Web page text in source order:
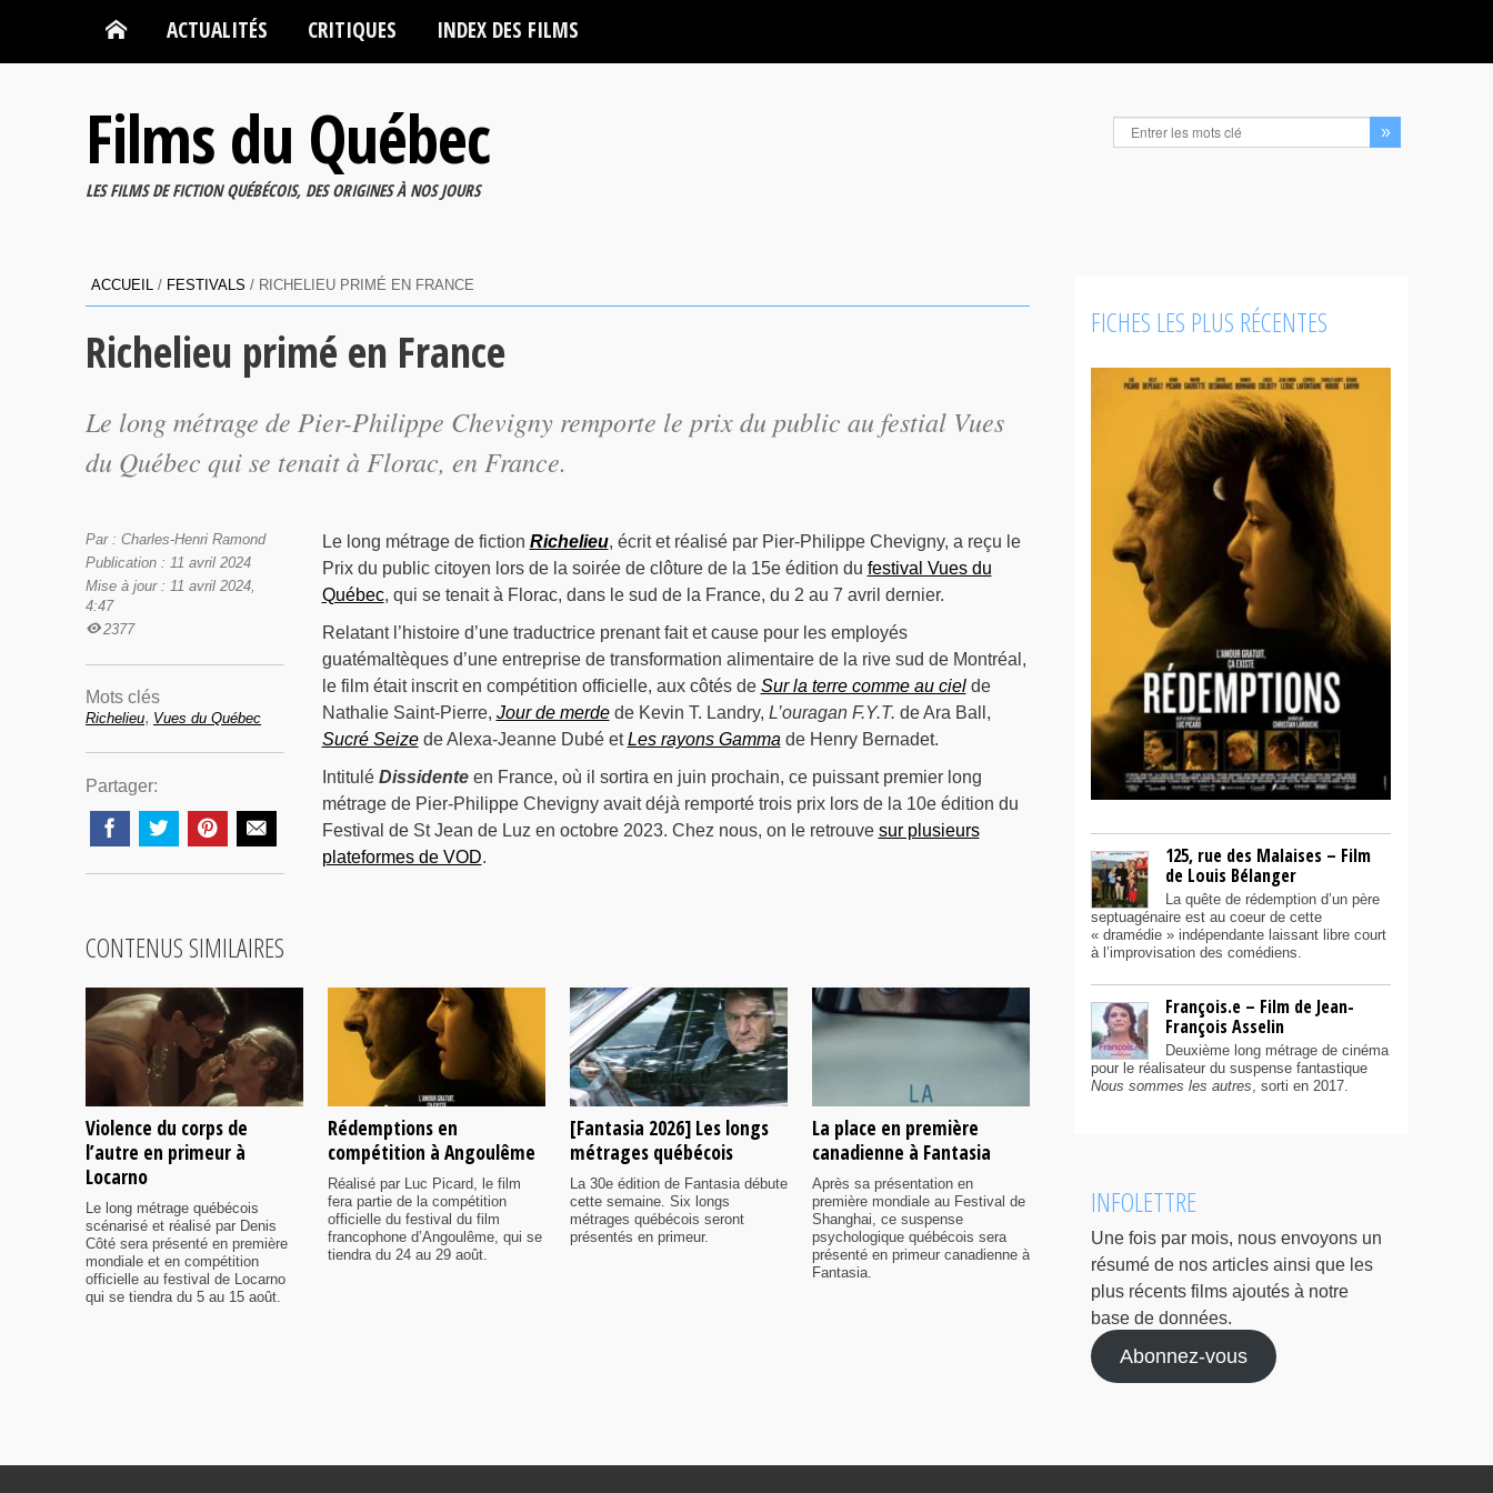
ACTUALITÉS CRITIQUES INDEX DES FILMS
Films du Québec
LES FILMS DE FICTION QUÉBÉCOIS, DES ORIGINES À NOS JOURS
ACCUEIL / FESTIVALS / RICHELIEU PRIMÉ EN FRANCE
Richelieu primé en France
Le long métrage de Pier-Philippe Chevigny remporte le prix du public au festial Vues
du Québec qui se tenait à Florac, en France.
Le long métrage de fiction Richelieu, écrit et réalisé par Pier-Philippe Chevigny, a reçu le
Prix du public citoyen lors de la soirée de clôture de la 15e édition du festival Vues du
Québec, qui se tenait à Florac, dans le sud de la France, du 2 au 7 avril dernier.
Relatant l’histoire d’une traductrice prenant fait et cause pour les employés
guatémaltèques d’une entreprise de transformation alimentaire de la rive sud de Montréal,
le film était inscrit en compétition officielle, aux côtés de Sur la terre comme au cielde
Nathalie Saint-Pierre, Jour de merdede Kevin T. Landry, L’ouragan F.Y.T. de Ara Ball,
Sucré Seizede Alexa-Jeanne Dubé etLes rayons Gamma de Henry Bernadet.
Intitulé Dissidenteen France, où il sortira en juin prochain, ce puissant premier long
métrage de Pier-Philippe Chevigny avait déjà remporté trois prix lors de la 10e édition du
Festival de St Jean de Luz en octobre 2023. Chez nous, on le retrouve sur plusieurs
plateformes de VOD.
Par : Charles-Henri Ramond
Publication : 11 avril 2024
Mise à jour : 11 avril 2024,
4:47
2377
Mots clés
Richelieu, Vues du Québec
Partager:
CONTENUS SIMILAIRES
Violence du corps de
l’autre en primeur à
Locarno
Le long métrage québécois
scénarisé et réalisé par Denis
Côté sera présenté en première
mondiale et en compétition
officielle au festival de Locarno
qui se tiendra du 5 au 15 août.
Rédemptions en
compétition à Angoulême
Réalisé par Luc Picard, le film
fera partie de la compétition
officielle du festival du film
francophone d’Angoulême, qui se
tiendra du 24 au 29 août.
[Fantasia 2026] Les longs
métrages québécois
La 30e édition de Fantasia débute
cette semaine. Six longs
métrages québécois seront
présentés en primeur.
La place en première
canadienne à Fantasia
Après sa présentation en
première mondiale au Festival de
Shanghai, ce suspense
psychologique québécois sera
présenté en primeur canadienne à
Fantasia.
FICHES LES PLUS RÉCENTES
125, rue des Malaises – Film
de Louis Bélanger
La quête de rédemption d’un père
septuagénaire est au coeur de cette
« dramédie » indépendante laissant libre court
à l’improvisation des comédiens.
François.e – Film de Jean-
François Asselin
Deuxième long métrage de cinéma
pour le réalisateur du suspense fantastique
Nous sommes les autres, sorti en 2017.
INFOLETTRE
Une fois par mois, nous envoyons un
résumé de nos articles ainsi que les
plus récents films ajoutés à notre
base de données.
Abonnez-vous